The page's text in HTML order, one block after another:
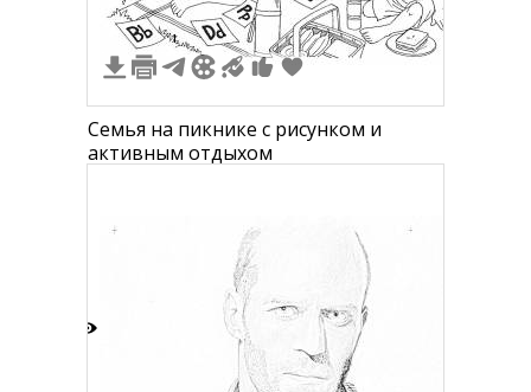
1
Семья на пикнике с рисунком и
активным отдыхом